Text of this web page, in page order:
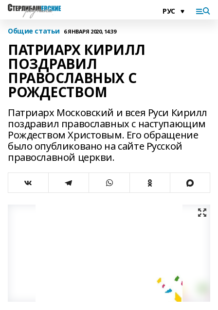
Общие статьи 6 ЯНВАРЯ 2020, 14:39
ПАТРИАРХ КИРИЛЛ
ПОЗДРАВИЛ
ПРАВОСЛАВНЫХ С
РОЖДЕСТВОМ
Патриарх Московский и всея Руси Кирилл
поздравил православных с наступающим
Рождеством Христовым. Его обращение
было опубликовано на сайте Русской
православной церкви.